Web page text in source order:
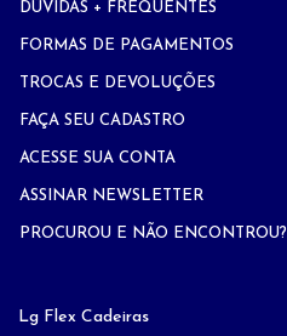
DÚVIDAS + FREQUENTES
FORMAS DE PAGAMENTOS
TROCAS E DEVOLUÇÕES
FAÇA SEU CADASTRO
ACESSE SUA CONTA
ASSINAR NEWSLETTER
PROCUROU E NÃO ENCONTROU?
Lg Flex Cadeiras